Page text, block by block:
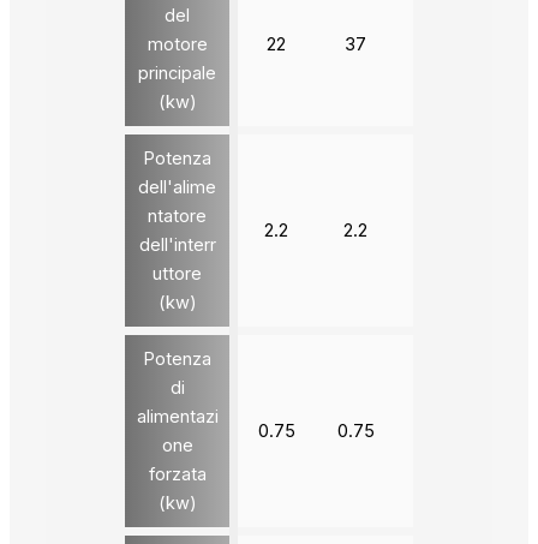
del
motore
principale
(kw)
22 37
Potenza
dell'alime
ntatore
dell'interr
uttore
(kw)
2.2 2.2
Potenza
di
alimentazi
one
forzata
(kw)
0.75 0.75